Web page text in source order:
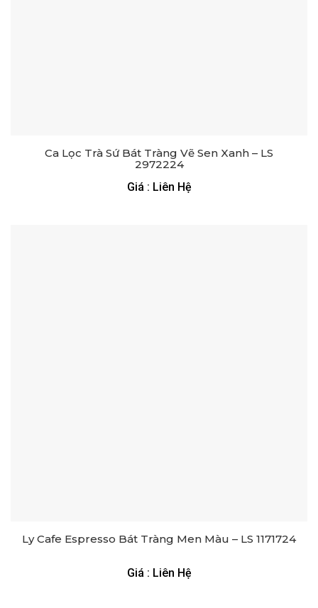
Ca Lọc Trà Sứ Bát Tràng Vẽ Sen Xanh – LS
2972224
Giá : Liên Hệ
Ly Cafe Espresso Bát Tràng Men Màu – LS 1171724
Giá : Liên Hệ